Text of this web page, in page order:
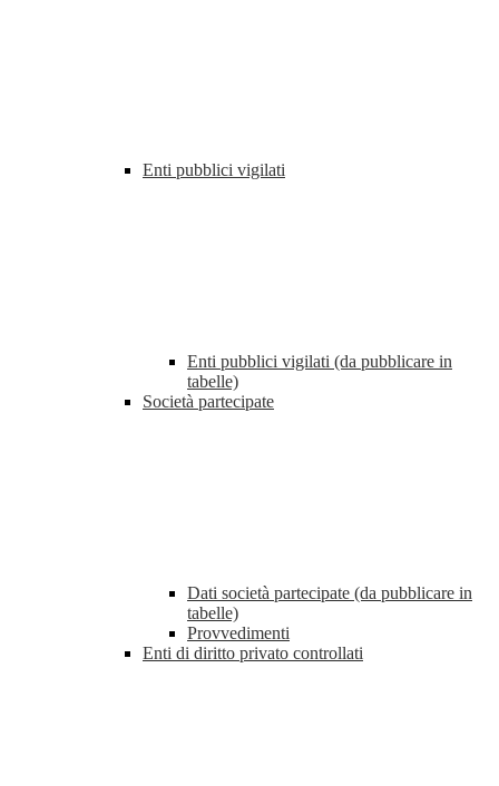
Enti pubblici vigilati
Enti pubblici vigilati (da pubblicare in
tabelle)
Società partecipate
Dati società partecipate (da pubblicare in
tabelle)
Provvedimenti
Enti di diritto privato controllati